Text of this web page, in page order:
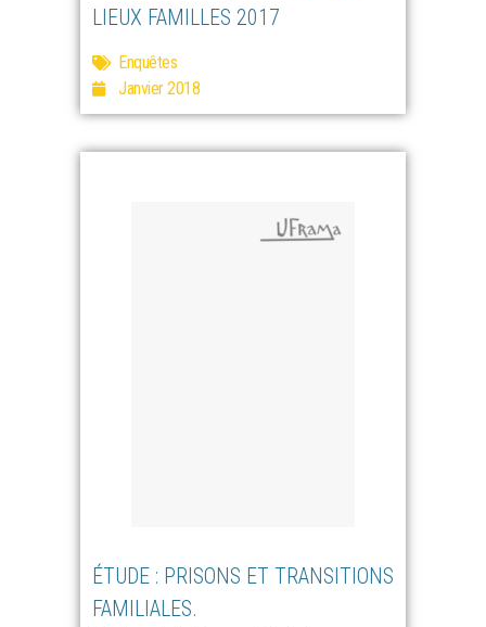
LIEUX FAMILLES 2017
Enquêtes
Janvier 2018
ÉTUDE : PRISONS ET TRANSITIONS
FAMILIALES.